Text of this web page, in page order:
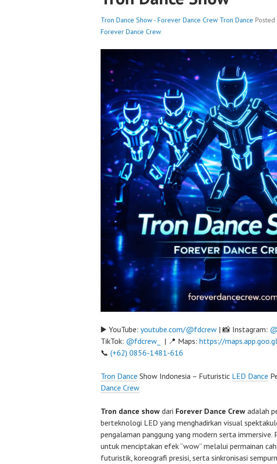
Tron Dance Show - Forever Dance Crew Tron Dance
Forever Dance Crew
▶️ YouTube: youtube.com/@fdcrew | 📸 Instagram:
TikTok: @fdcrew_ | 📍 Maps: https://
📞 (+62) 0856-1481-616
Tron Dance Show Indonesia – Futuristic LED Dance
Dance Crew
Tron dance show dari Forever Dance Crew adalah
berteknologi LED yang menghadirkan visual
pengalaman panggung yang modern serta immersive.
untuk menciptakan efek “wow” melalui permainan
futuristik, koreografi presisi, serta sinkronisasi